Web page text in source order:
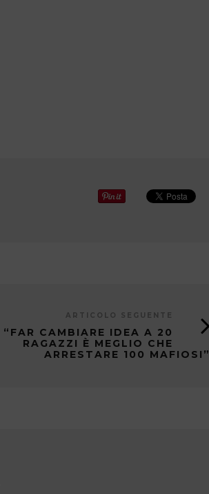
ARTICOLO SEGUENTE
“FAR CAMBIARE IDEA A 20
RAGAZZI È MEGLIO CHE
ARRESTARE 100 MAFIOSI”